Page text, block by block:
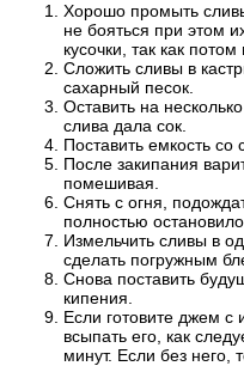
Хорошо промыть
не бояться при этом
кусочки, так как
Сложить сливы в
сахарный песок.
Оставить на
слива дала сок.
Поставить емкость
После закипания
помешивая.
Снять с огня,
полностью
Измельчить сливы в
сделать погружным
Снова поставить
кипения.
Если готовите джем с
всыпать его, как
минут. Если без него,